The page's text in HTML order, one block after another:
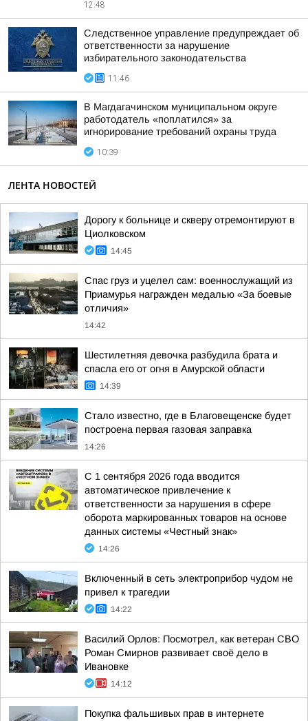
12:48
Следственное управление предупреждает об
ответственности за нарушение
избирательного законодательства
11:46
В Магдагачинском муниципальном округе
работодатель «поплатился» за
игнорирование требований охраны труда
10:39
ЛЕНТА НОВОСТЕЙ
Дорогу к больнице и скверу отремонтируют в
Циолковском
14:45
Спас груз и уцелел сам: военнослужащий из
Приамурья награжден медалью «За боевые
отличия»
14:42
Шестилетняя девочка разбудила брата и
спасла его от огня в Амурской области
14:39
Стало известно, где в Благовещенске будет
построена первая газовая заправка
14:26
С 1 сентября 2026 года вводится
автоматическое привлечение к
ответственности за нарушения в сфере
оборота маркированных товаров на основе
данных системы «Честный знак»
14:26
Включенный в сеть электроприбор чудом не
привел к трагедии
14:22
Василий Орлов: Посмотрел, как ветеран СВО
Роман Смирнов развивает своё дело в
Ивановке
14:12
Покупка фальшивых прав в интернете